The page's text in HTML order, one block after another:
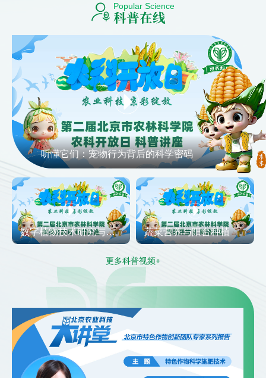
Popular Science
科普在线
听懂它们：宠物行为背后的科学密码
数字植物技术研究与应用 蔬菜营养与阳台种植
更多科普视频+